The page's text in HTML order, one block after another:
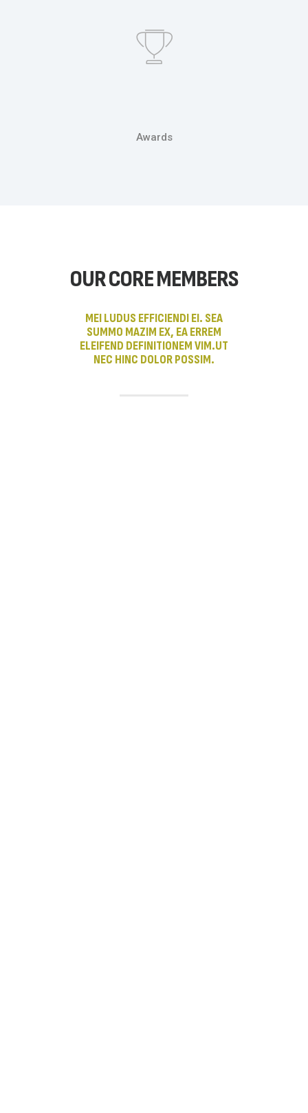
Awards
OUR CORE MEMBERS
MEI LUDUS EFFICIENDI EI. SEA
SUMMO MAZIM EX, EA ERREM
ELEIFEND DEFINITIONEM VIM.UT
NEC HINC DOLOR POSSIM.